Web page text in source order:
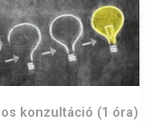
konzultáció (1 óra)